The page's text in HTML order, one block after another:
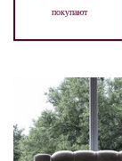
покупают